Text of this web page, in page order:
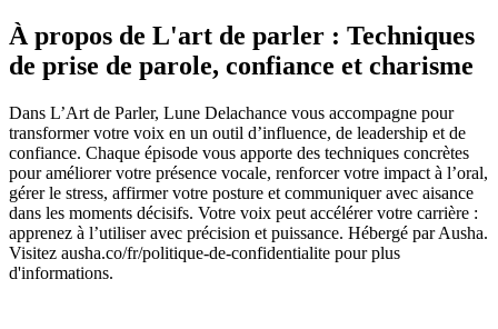
À propos de L'art de parler : Techniques
de prise de parole, confiance et charisme
Dans L’Art de Parler, Lune Delachance vous accompagne pour
transformer votre voix en un outil d’influence, de leadership et de
confiance. Chaque épisode vous apporte des techniques concrètes
pour améliorer votre présence vocale, renforcer votre impact à l’oral,
gérer le stress, affirmer votre posture et communiquer avec aisance
dans les moments décisifs. Votre voix peut accélérer votre carrière :
apprenez à l’utiliser avec précision et puissance. Hébergé par Ausha.
Visitez ausha.co/fr/politique-de-confidentialite pour plus
d'informations.